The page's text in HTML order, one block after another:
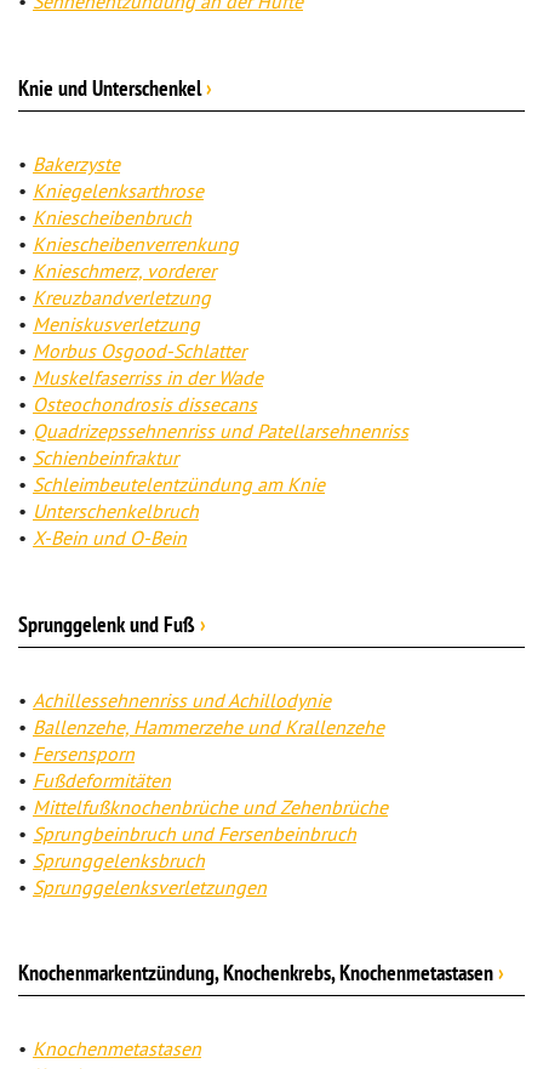
Knie und Unterschenkel›
Bakerzyste
Kniegelenksarthrose
Kniescheibenbruch
Kniescheibenverrenkung
Knieschmerz, vorderer
Kreuzbandverletzung
Meniskusverletzung
Morbus Osgood-Schlatter
Muskelfaserriss in der Wade
Osteochondrosis dissecans
Quadrizepssehnenriss und Patellarsehnenriss
Schienbeinfraktur
Schleimbeutelentzündung am Knie
Unterschenkelbruch
X-Bein und O-Bein
Sprunggelenk und Fuß›
Achillessehnenriss und Achillodynie
Ballenzehe, Hammerzehe und Krallenzehe
Fersensporn
Fußdeformitäten
Mittelfußknochenbrüche und Zehenbrüche
Sprungbeinbruch und Fersenbeinbruch
Sprunggelenksbruch
Sprunggelenksverletzungen
Knochenmarkentzündung, Knochenkrebs, Knochenmetastasen›
Knochenmetastasen